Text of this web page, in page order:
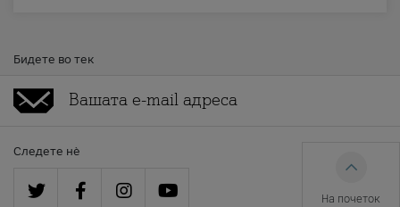
Бидете во тек
Следете нè
На почеток